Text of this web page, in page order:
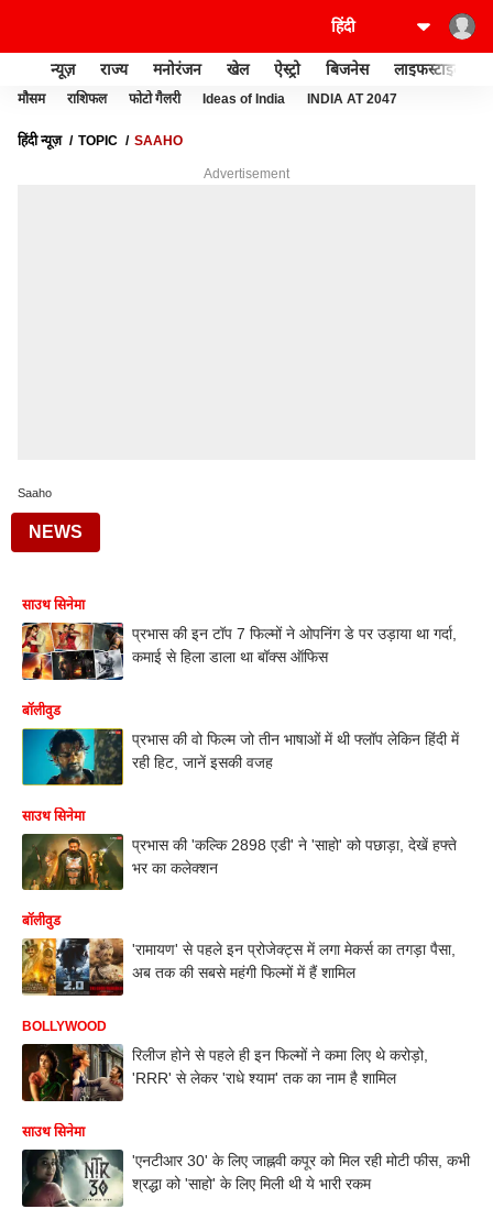
न्यूज़ राज्य मनोरंजन खेल ऐस्ट्रो बिजनेस लाइफस्टाइल
मौसम राशिफल फोटो गैलरी Ideas of India INDIA AT 2047
हिंदी न्यूज़ TOPIC SAAHO
Advertisement
Saaho
NEWS
साउथ सिनेमा
प्रभास की इन टॉप 7 फिल्मों ने ओपनिंग डे पर उड़ाया था गर्दा,
कमाई से हिला डाला था बॉक्स ऑफिस
बॉलीवुड
प्रभास की वो फिल्म जो तीन भाषाओं में थी फ्लॉप लेकिन हिंदी में
रही हिट, जानें इसकी वजह
साउथ सिनेमा
प्रभास की 'कल्कि 2898 एडी' ने 'साहो' को पछाड़ा, देखें हफ्ते
भर का कलेक्शन
बॉलीवुड
'रामायण' से पहले इन प्रोजेक्ट्स में लगा मेकर्स का तगड़ा पैसा,
अब तक की सबसे महंगी फिल्मों में हैं शामिल
BOLLYWOOD
रिलीज होने से पहले ही इन फिल्मों ने कमा लिए थे करोड़ो,
'RRR' से लेकर 'राधे श्याम' तक का नाम है शामिल
साउथ सिनेमा
'एनटीआर 30' के लिए जाह्नवी कपूर को मिल रही मोटी फीस, कभी
श्रद्धा को 'साहो' के लिए मिली थी ये भारी रकम